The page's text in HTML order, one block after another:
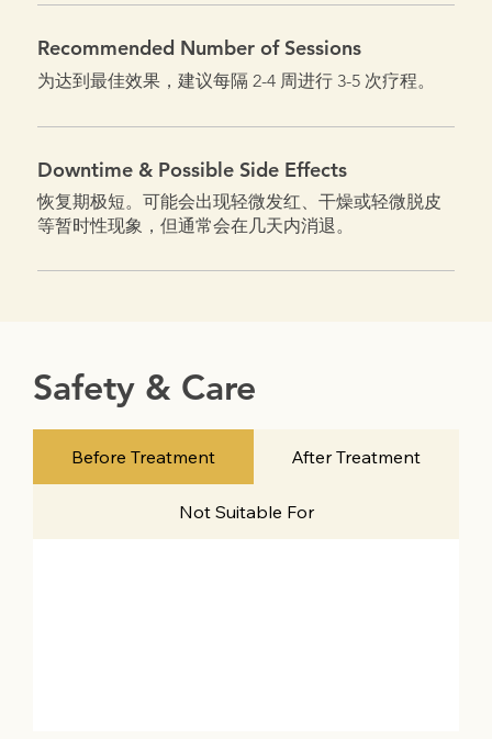
Downtime & Possible Side Effects
恢复期极短。可能会出现轻微发红、干燥或轻微脱皮
等暂时性现象，但通常会在几天内消退。
Recommended Number of Sessions
为达到最佳效果，建议每隔 2-4 周进行 3-5 次疗程。
Safety & Care
Before Treatment After Treatment
Not Suitable For